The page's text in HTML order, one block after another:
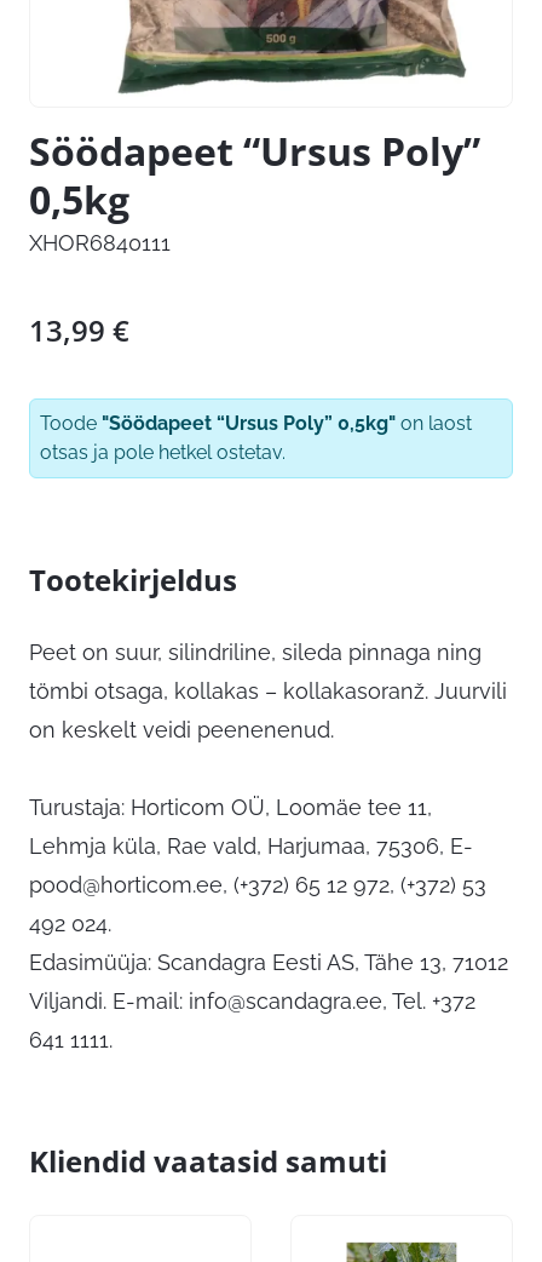
Söödapeet “Ursus Poly”
0,5kg
XHOR6840111
13,99 €
Toode "Söödapeet “Ursus Poly” 0,5kg" on laost
otsas ja pole hetkel ostetav.
Tootekirjeldus
Peet on suur, silindriline, sileda pinnaga ning
tömbi otsaga, kollakas – kollakasoranž. Juurvili
on keskelt veidi peenenenud.
Turustaja: Horticom OÜ, Loomäe tee 11,
Lehmja küla, Rae vald, Harjumaa, 75306, E-
pood@horticom.ee, (+372) 65 12 972, (+372) 53
492 024.
Edasimüüja: Scandagra Eesti AS, Tähe 13, 71012
Viljandi. E-mail: info@scandagra.ee, Tel. +372
641 1111.
Kliendid vaatasid samuti